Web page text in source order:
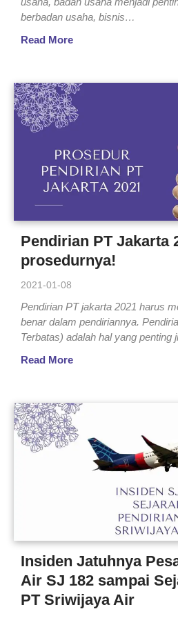
berbadan usaha, bisnis…
Read More
Pendirian PT Jakarta
prosedurnya!
2021-01-08
Pendirian PT jakarta 2021 harus
benar dalam pendiriannya.
Terbatas) adalah hal yang penting
Read More
Insiden Jatuhnya
Air SJ 182 sampai
PT Sriwijaya Air